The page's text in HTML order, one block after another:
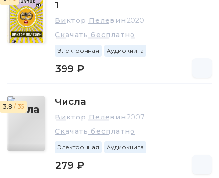
1
Виктор Пелевин2020
Скачать бесплатно
Электронная Аудиокнига
399 ₽
3.8 / 35 Числа
Виктор Пелевин2007
Скачать бесплатно
Электронная Аудиокнига
279 ₽